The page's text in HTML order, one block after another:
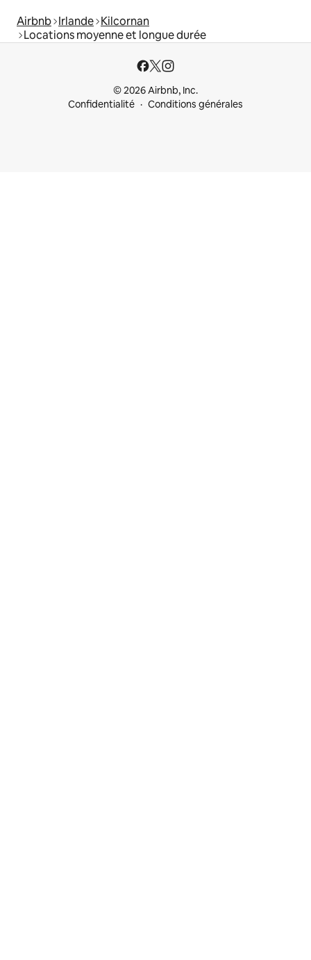
Airbnb Irlande Kilcornan
Locations moyenne et longue durée
© 2026 Airbnb, Inc.
Confidentialité
Conditions générales